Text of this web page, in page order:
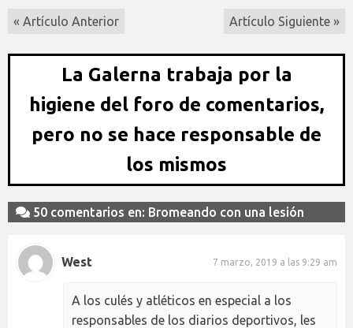
« Artículo Anterior Artículo Siguiente »
La Galerna trabaja por la
higiene del foro de comentarios,
pero no se hace responsable de
los mismos
50 comentarios en: Bromeando con una lesión
West 7 marzo, 2019 a las 9:29 am
A los culés y atléticos en especial a los
responsables de los diarios deportivos, les